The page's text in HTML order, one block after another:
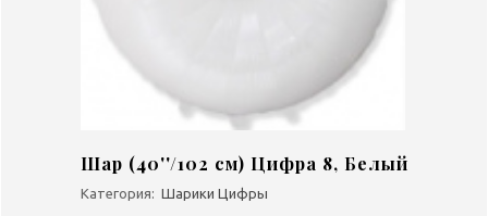
Шар (40''/102 см) Цифра 8, Белый
Категория: Шарики Цифры